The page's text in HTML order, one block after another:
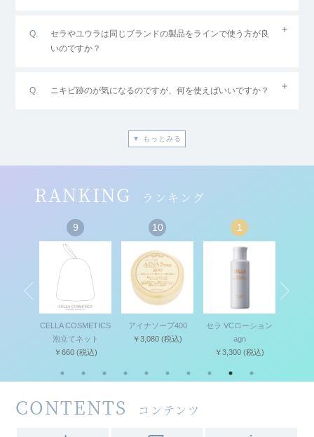
セラやユウラは同じブランドの製品をラインで使う方が良
いのですか？
ニキビ跡のが気になるのですが、何を使えばいいですか？
▼ もっとみる
RANKING ランキング
COSMETICS
アイナソープ400
￥3,080
セラ VCローション
agn
セラ MDピーリング
￥4,950
CONTENTS コンテンツ